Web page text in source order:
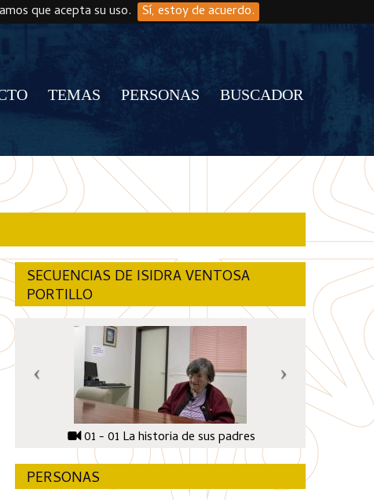
que acepta su uso. Sí, estoy de acuerdo.
TEMAS PERSONAS BUSCADOR
SECUENCIAS DE ISIDRA VENTOSA
PORTILLO
01 - 01 La historia de sus padres
PERSONAS